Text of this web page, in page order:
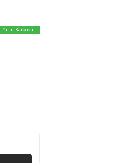
Yarın Kargoda!